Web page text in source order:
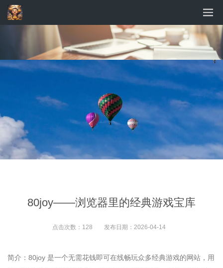
80joy——浏览器里的经典游戏宝库
点击次数： 128 发布日期： 2026-04-14
简介：80joy 是一个无需花钱即可在线畅玩众多经典游戏的网站，用